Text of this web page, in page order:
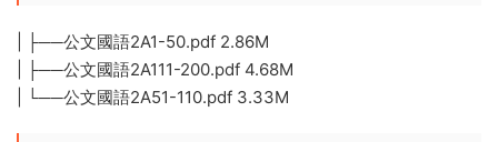
| ├──公文國語2A1-50.pdf 2.86M
| ├──公文國語2A111-200.pdf 4.68M
| └──公文國語2A51-110.pdf 3.33M